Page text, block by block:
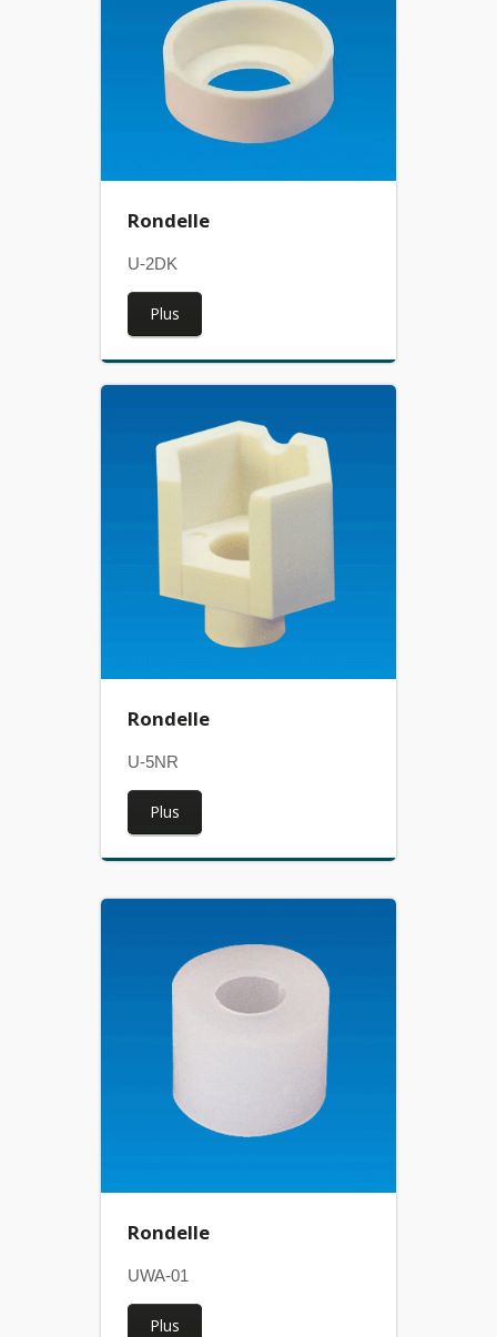
Rondelle
U-2DK
Plus
Rondelle
U-5NR
Plus
Rondelle
UWA-01
Plus